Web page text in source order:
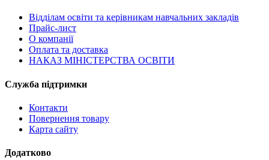
Відділам освіти та керівникам навчальних закладів
Прайс-лист
О компанії
Оплата та доставка
НАКАЗ МІНІСТЕРСТВА ОСВІТИ
Служба підтримки
Контакти
Повернення товару
Карта сайту
Додатково